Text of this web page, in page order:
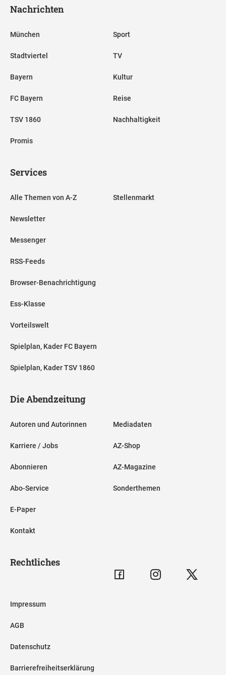
Nachrichten
München
Stadtviertel
Bayern
FC Bayern
TSV 1860
Promis
Sport
TV
Kultur
Reise
Nachhaltigkeit
Services
Alle Themen von A-Z
Newsletter
Messenger
RSS-Feeds
Browser-Benachrichtigung
Ess-Klasse
Vorteilswelt
Spielplan, Kader FC Bayern
Spielplan, Kader TSV 1860
Stellenmarkt
Die Abendzeitung
Autoren und Autorinnen
Karriere / Jobs
Abonnieren
Abo-Service
E-Paper
Kontakt
Mediadaten
AZ-Shop
AZ-Magazine
Sonderthemen
Rechtliches
Impressum
AGB
Datenschutz
Barrierefreiheitserklärung